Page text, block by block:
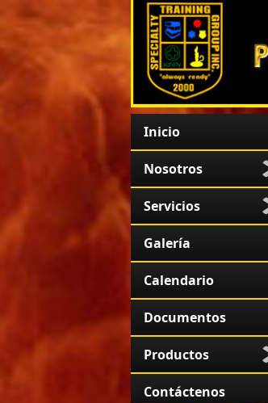
Inicio
Nosotros
Servicios
Galería
Calendario
Documentos
Productos
Contáctenos